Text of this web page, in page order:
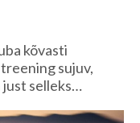
kõvasti
sujuv,
just selleks…